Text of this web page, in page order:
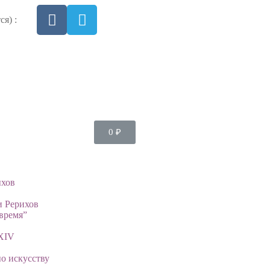
:
0 ₽
Рерихов
искусству